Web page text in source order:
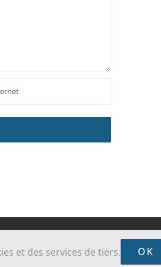
- Cancale - Saint-Coulomb | Réalisé par
et des services de tiers. OK